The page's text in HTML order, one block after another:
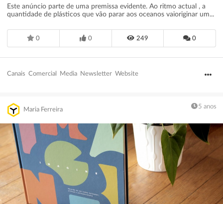
Este anúncio parte de uma premissa evidente. Ao ritmo actual , a
quantidade de plásticos que vão parar aos oceanos vaioriginar um...
0 0 249 0
Canais Comercial Media Newsletter Website
Maria Ferreira 5 anos